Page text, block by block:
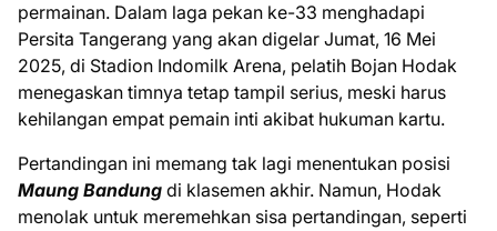
permainan. Dalam laga pekan ke-33 menghadapi
Persita Tangerang yang akan digelar Jumat, 16 Mei
2025, di Stadion Indomilk Arena, pelatih Bojan Hodak
menegaskan timnya tetap tampil serius, meski harus
kehilangan empat pemain inti akibat hukuman kartu.
Pertandingan ini memang tak lagi menentukan posisi
Maung Bandung di klasemen akhir. Namun, Hodak
menolak untuk meremehkan sisa pertandingan, seperti